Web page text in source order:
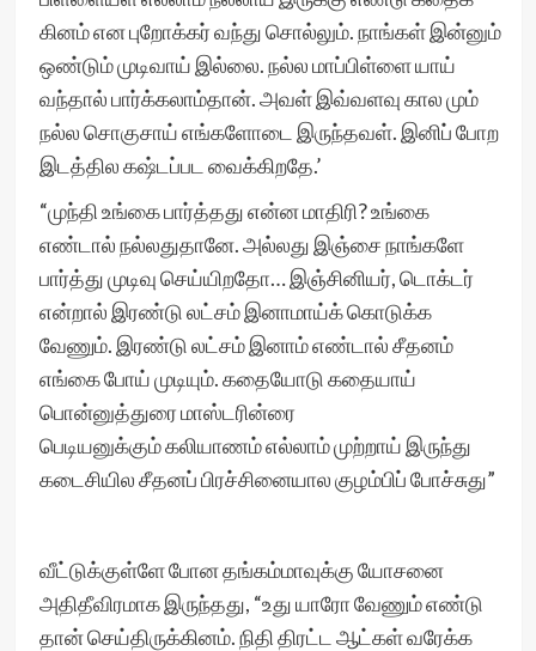
கினம் என புறோக்கர் வந்து சொல்லும். நாங்கள் இன்னும்
ஒண்டும் முடிவாய் இல்லை. நல்ல மாப்பிள்ளை யாய்
வந்தால் பார்க்கலாம்தான். அவள் இவ்வளவு கால மும்
நல்ல சொகுசாய் எங்களோடை இருந்தவள். இனிப் போற
இடத்தில கஷ்டப்பட வைக்கிறதே.’
“முந்தி உங்கை பார்த்தது என்ன மாதிரி? உங்கை
எண்டால் நல்லதுதானே. அல்லது இஞ்சை நாங்களே
பார்த்து முடிவு செய்யிறதோ… இஞ்சினியர், டொக்டர்
என்றால் இரண்டு லட்சம் இனாமாய்க் கொடுக்க
வேணும். இரண்டு லட்சம் இனாம் எண்டால் சீதனம்
எங்கை போய் முடியும். கதையோடு கதையாய்
பொன்னுத்துரை மாஸ்டரின்ரை
பெடியனுக்கும் கலியாணம் எல்லாம் முற்றாய் இருந்து
கடைசியில சீதனப் பிரச்சினையால குழம்பிப் போச்சுது”
வீட்டுக்குள்ளே போன தங்கம்மாவுக்கு யோசனை
அதிதீவிரமாக இருந்தது, “உது யாரோ வேணும் எண்டு
தான் செய்திருக்கினம். நிதி திரட்ட ஆட்கள் வரேக்க